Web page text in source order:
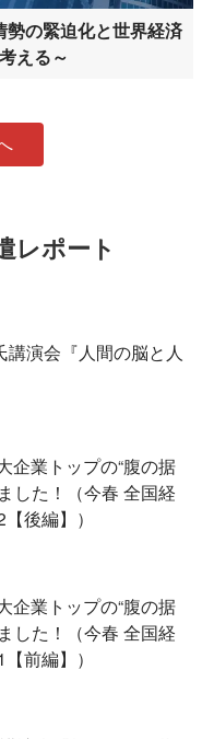
の緊迫化と世界経済
える～
レポート
講演会『人間の脳と人
企業トップの“腹の据
した！（今春 全国経
後編】）
企業トップの“腹の据
した！（今春 全国経
前編】）